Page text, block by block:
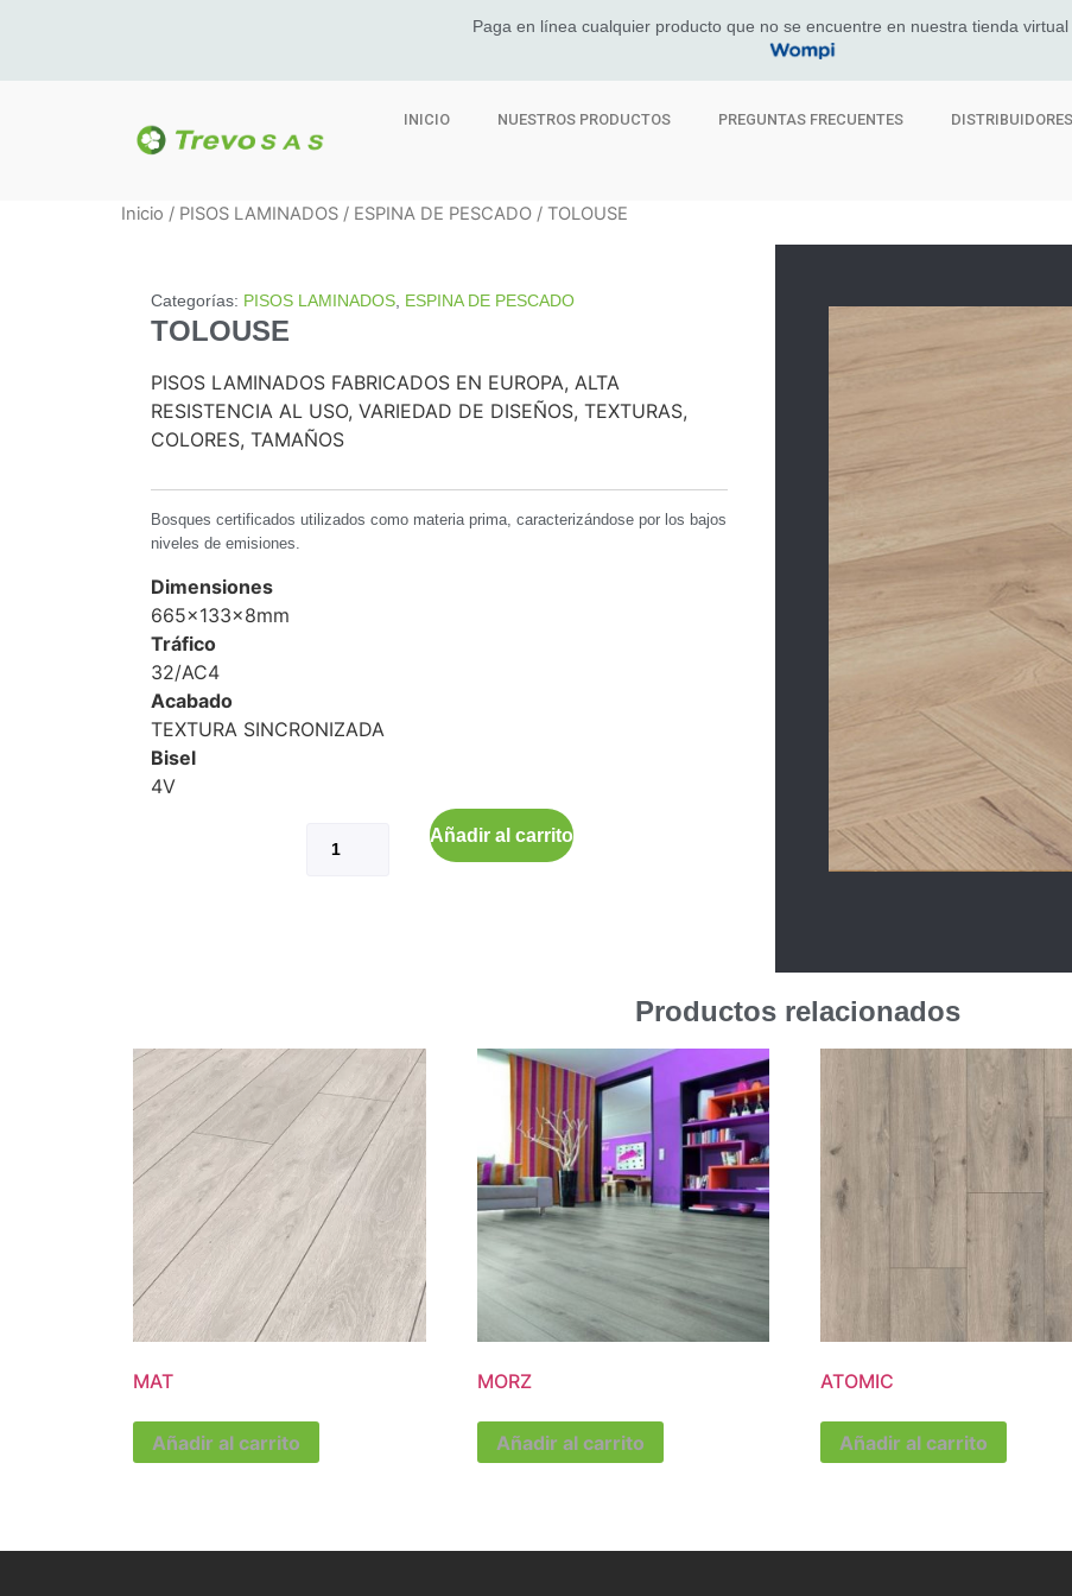
Paga en línea cualquier producto que no se encuentre en nuestra tienda virtual
INICIO NUESTROS PRODUCTOS PREGUNTAS FRECUENTES DISTRIBUIDORES
Inicio / PISOS LAMINADOS / ESPINA DE PESCADO / TOLOUSE
Categorías: PISOS LAMINADOS, ESPINA DE PESCADO
TOLOUSE
PISOS LAMINADOS FABRICADOS EN EUROPA, ALTA
RESISTENCIA AL USO, VARIEDAD DE DISEÑOS, TEXTURAS,
COLORES, TAMAÑOS
Bosques certificados utilizados como materia prima, caracterizándose por los bajos
niveles de emisiones.
Dimensiones
665x133x8mm
Tráfico
32/AC4
Acabado
TEXTURA SINCRONIZADA
Bisel
4V
Añadir al carrito
Productos relacionados
MAT
Añadir al carrito
MORZ
Añadir al carrito
ATOMIC
Añadir al carrito